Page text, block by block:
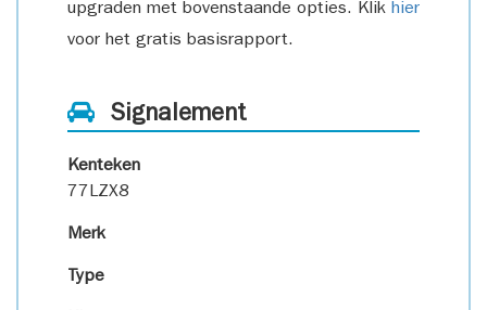
upgraden met bovenstaande opties. Klik hier
voor het gratis basisrapport.
Signalement
Kenteken
77LZX8
Merk
Type